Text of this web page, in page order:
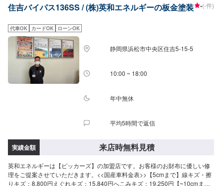
えぐれキズ：49,500円へこみキズ：74,250円レクサス、輸入車は金額が異な
日祝のご予約もお待ちしております！
住吉バイパス136SS / (株)英和エネルギーの板金塗装 -(-件)
代車OK カードOK ローンOK
静岡県浜松市中央区住吉5-15-5
10:00 ~ 18:00
年中無休
平均5時間で返信
実績金額 来店時無料見積
英和エネルギーは【ピッカーズ】の加盟店です。お客様のお財布に優しい修
理をご提案させていただきます。<<国産車料金表>>【5cmまで】線キズ・擦
りキズ：8,800円えぐれキズ：15,840円へこみキズ：19,250円【~10cmま